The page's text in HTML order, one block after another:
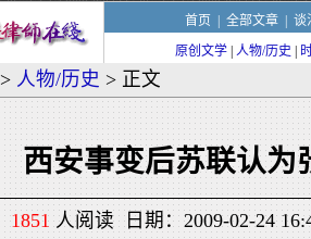
首页 全部文章| 谈
原创文学 人物/历史
> 人物/历史 > 正文
西安事变后苏联认为
1851 人阅读 日期：2009-02-24